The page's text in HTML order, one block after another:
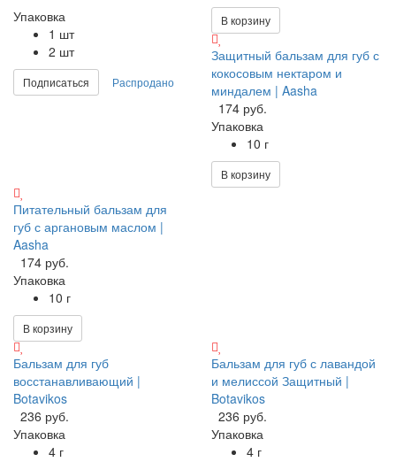
Упаковка
1 шт
2 шт
Подписаться Распродано
В корзину
Защитный бальзам для губ с
кокосовым нектаром и
миндалем | Aasha
174 руб.
Упаковка
10 г
В корзину
Питательный бальзам для
губ с аргановым маслом |
Aasha
174 руб.
Упаковка
10 г
В корзину
Бальзам для губ
восстанавливающий |
Botavikos
236 руб.
Упаковка
4 г
Бальзам для губ с лавандой
и мелиссой Защитный |
Botavikos
236 руб.
Упаковка
4 г